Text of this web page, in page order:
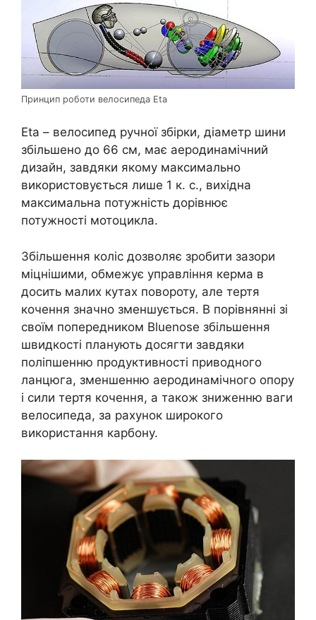
Принцип роботи велосипеда Eta
Eta – велосипед ручної збірки, діаметр шини
збільшено до 66 см, має аеродинамічний
дизайн, завдяки якому максимально
використовується лише 1 к. с., вихідна
максимальна потужність дорівнює
потужності мотоцикла.
Збільшення коліс дозволяє зробити зазори
міцнішими, обмежує управління керма в
досить малих кутах повороту, але тертя
кочення значно зменшується. В порівнянні зі
своїм попередником Bluenose збільшення
швидкості планують досягти завдяки
поліпшенню продуктивності приводного
ланцюга, зменшенню аеродинамічного опору
і сили тертя кочення, а також зниженню ваги
велосипеда, за рахунок широкого
використання карбону.